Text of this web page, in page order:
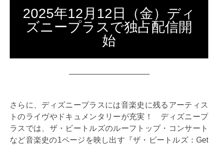
2025年12月12日（金）ディ
ズニープラスで独占配信開
始
───────────────
さらに、ディズニープラスには音楽史に残るアーティス
トのライヴやドキュメンタリーが充実！ ディズニープ
ラスでは、ザ・ビートルズのルーフトップ・コンサート
など音楽史の1ページを映し出す『ザ・ビートルズ：Get